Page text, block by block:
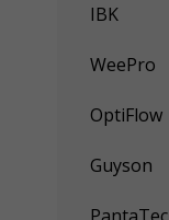
IBK
WeePro
OptiFlow
Guyson